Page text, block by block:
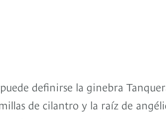
definirse la ginebra
de cilantro y la raíz de